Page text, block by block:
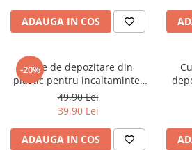
Cutite
Ustensile
Decoratiuni
Cuiere
ADAUGA IN COS
-20%
Cutie de depozitare din
plastic pentru incaltaminte,
Transparent, 36 x 21 x 12 cm
49,90 Lei
39,90 Lei
ADAUGA IN COS